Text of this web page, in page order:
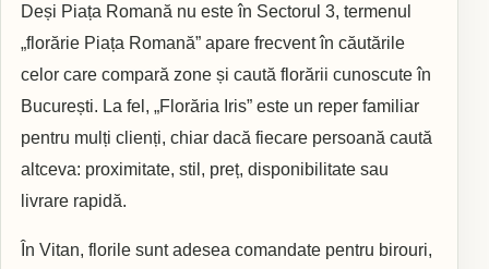
Deși Piața Romană nu este în Sectorul 3, termenul
„florărie Piața Romană” apare frecvent în căutările
celor care compară zone și caută florării cunoscute în
București. La fel, „Florăria Iris” este un reper familiar
pentru mulți clienți, chiar dacă fiecare persoană caută
altceva: proximitate, stil, preț, disponibilitate sau
livrare rapidă.
În Vitan, florile sunt adesea comandate pentru birouri,